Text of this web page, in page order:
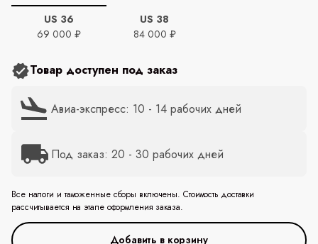
US 36
69 000 ₽
US 38
84 000 ₽
Товар доступен под заказ
Авиа-экспресс: 10 - 14 рабочих дней
Под заказ: 20 - 30 рабочих дней
Все налоги и таможенные сборы включены. Стоимость доставки
рассчитывается на этапе оформления заказа.